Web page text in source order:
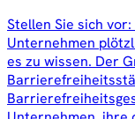
Stellen Sie sich
Unternehmen
es zu wissen. Der